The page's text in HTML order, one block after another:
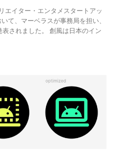
エイター・エンタメスタートアッ
て、マーベラスが事務局を担い、
されました。 創風は日本のイン